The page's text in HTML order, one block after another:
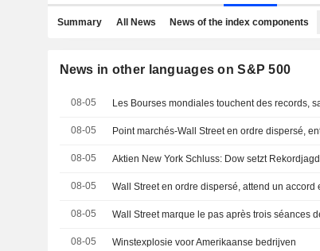
Summary All News News of the index components
News in other languages on S&P 500
08-05 Les Bourses mondiales touchent des records,
08-05
08-05 Aktien New York Schluss: Dow setzt
08-05 Wall Street en ordre dispersé, attend un accord
08-05 Wall Street marque le pas après trois séances
08-05 Winstexplosie voor Amerikaanse bedrijven